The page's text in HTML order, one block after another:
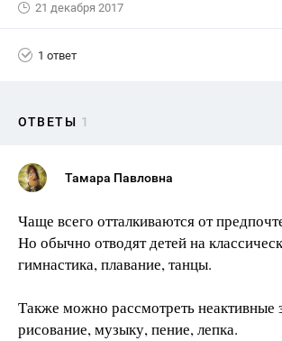
21 декабря 2017
1 ответ
ОТВЕТЫ 1
Тамара Павловна
Чаще всего отталкиваются от
Но обычно отводят детей на
гимнастика, плавание, танцы.
Также можно рассмотреть неактивные
рисование, музыку, пение, лепка.